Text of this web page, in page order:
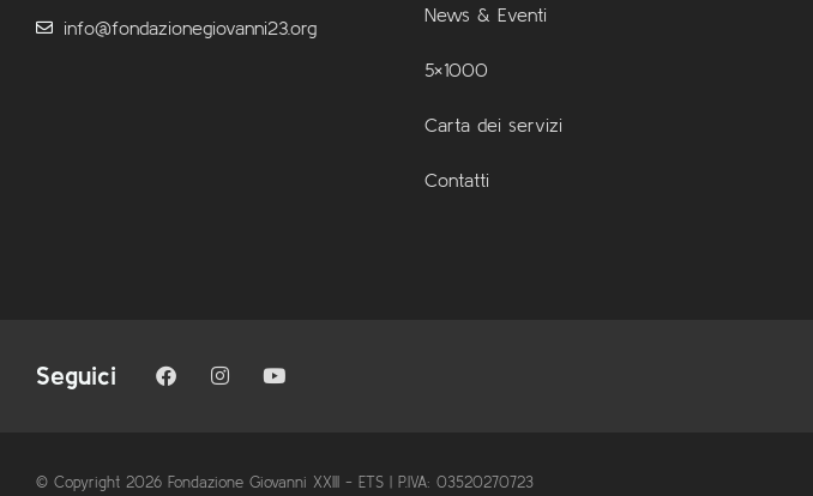
info@fondazionegiovanni23.org
News & Eventi
5×1000
Carta dei servizi
Contatti
Seguici
© Copyright 2026 Fondazione Giovanni XXIII - ETS | P.IVA: 03520270723